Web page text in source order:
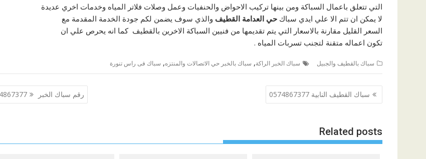
التي تتعلق باعمال السباكة ومن بينها تركيب الاحواض والحنفيات وعمل وصلات فلاتر المياه وخدمات اخري عديدة
لا يمكن ان تتم الا علي ايدي سباك حي العدامة القطيف والذي سوف يضمن لكم جودة الخدمة المقدمة مع
السعر القليل مقارنة بالاسعار التي يتم تقديمها من فنيين السباكة الاخرين بالقطيف كما انه يحرص علي ان
تكون اعماله متقنة لتجنب تسربات المياه .
سباك بالقطيف والجبيل سباك الخبر الراكة, سباك بالخبر حي الاتصالات والمنتزه, سباك فى راس تنورة
تصفّح
المقالات
سباك القطيف النابية 0574867377 رقم سباك الخبر 0574867377
Related posts